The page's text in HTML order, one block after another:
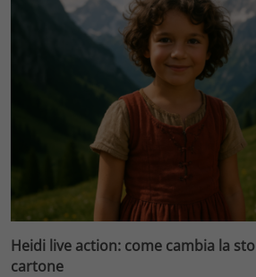
Heidi live action: come cambia la
cartone